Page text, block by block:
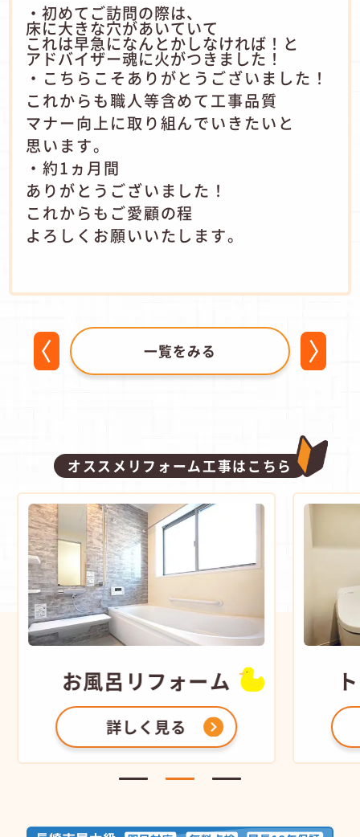
・初めてご訪問の際は、
床に大きな穴があいていて
これは早急になんとかしなければ！と
アドバイザー魂に火がつきました！
・こちらこそありがとうございました！
これからも職人等含めて工事品質
マナー向上に取り組んでいきたいと
思います。
・約1ヵ月間
ありがとうございました！
これからもご愛顧の程
よろしくお願いいたします。
一覧をみる
オススメリフォーム工事はこちら
お風呂 リフォーム
詳しく見る